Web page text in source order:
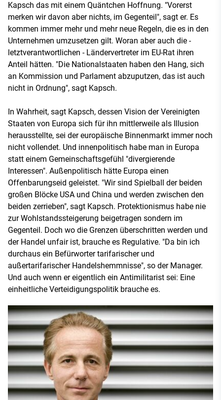
Kapsch das mit einem Quäntchen Hoffnung. "Vorerst
merken wir davon aber nichts, im Gegenteil", sagt er. Es
kommen immer mehr und mehr neue Regeln, die es in den
Unternehmen umzusetzen gilt. Woran aber auch die -
letztverantwortlichen - Ländervertreter im EU-Rat ihren
Anteil hätten. "Die Nationalstaaten haben den Hang, sich
an Kommission und Parlament abzuputzen, das ist auch
nicht in Ordnung", sagt Kapsch.
In Wahrheit, sagt Kapsch, dessen Vision der Vereinigten
Staaten von Europa sich für ihn mittlerweile als Illusion
herausstellte, sei der europäische Binnenmarkt immer noch
nicht vollendet. Und innenpolitisch habe man in Europa
statt einem Gemeinschaftsgefühl "divergierende
Interessen". Außenpolitisch hätte Europa einen
Offenbarungseid geleistet. "Wir sind Spielball der beiden
großen Blöcke USA und China und werden zwischen den
beiden zerrieben", sagt Kapsch. Protektionismus habe nie
zur Wohlstandssteigerung beigetragen sondern im
Gegenteil. Doch wo die Grenzen überschritten werden und
der Handel unfair ist, brauche es Regulative. "Da bin ich
durchaus ein Befürworter tarifarischer und
außertarifarischer Handelshemmnisse", so der Manager.
Und auch wenn er eigentlich ein Antimilitarist sei: Eine
einheitliche Verteidigungspolitik brauche es.